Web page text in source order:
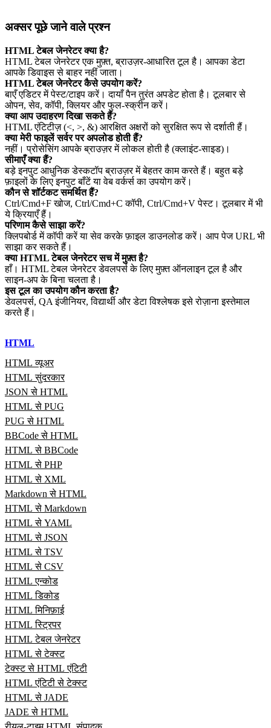
अक्सर पूछे जाने वाले प्रश्न
HTML टेबल जेनरेटर क्या है?
HTML टेबल जेनरेटर एक मुफ़्त, ब्राउज़र‑आधारित टूल है। आपका डेटा
आपके डिवाइस से बाहर नहीं जाता।
HTML टेबल जेनरेटर कैसे उपयोग करें?
बाएँ एडिटर में पेस्ट/टाइप करें। दायाँ पैन तुरंत अपडेट होता है। टूलबार से
ओपन, सेव, कॉपी, क्लियर और फुल‑स्क्रीन करें।
क्या आप उदाहरण दिखा सकते हैं?
HTML एंटिटीज़ (<, >, &) आरक्षित अक्षरों को सुरक्षित रूप से दर्शाती हैं।
क्या मेरी फाइलें सर्वर पर अपलोड होती हैं?
नहीं। प्रोसेसिंग आपके ब्राउज़र में लोकल होती है (क्लाइंट‑साइड)।
सीमाएँ क्या हैं?
बड़े इनपुट आधुनिक डेस्कटॉप ब्राउज़र में बेहतर काम करते हैं। बहुत बड़े
फ़ाइलों के लिए इनपुट बाँटें या वेब वर्कर्स का उपयोग करें।
कौन से शॉर्टकट समर्थित हैं?
Ctrl/Cmd+F खोज, Ctrl/Cmd+C कॉपी, Ctrl/Cmd+V पेस्ट। टूलबार में भी
ये क्रियाएँ हैं।
परिणाम कैसे साझा करें?
क्लिपबोर्ड में कॉपी करें या सेव करके फ़ाइल डाउनलोड करें। आप पेज URL भी
साझा कर सकते हैं।
क्या HTML टेबल जेनरेटर सच में मुफ़्त है?
हाँ। HTML टेबल जेनरेटर डेवलपर्स के लिए मुफ़्त ऑनलाइन टूल है और
साइन‑अप के बिना चलता है।
इस टूल का उपयोग कौन करता है?
डेवलपर्स, QA इंजीनियर, विद्यार्थी और डेटा विश्लेषक इसे रोज़ाना इस्तेमाल
करते हैं।
HTML
HTML व्यूअर
HTML सुंदरकार
JSON से HTML
HTML से PUG
PUG से HTML
BBCode से HTML
HTML से BBCode
HTML से PHP
HTML से XML
Markdown से HTML
HTML से Markdown
HTML से YAML
HTML से JSON
HTML से TSV
HTML से CSV
HTML एन्कोड
HTML डिकोड
HTML मिनिफ़ाई
HTML स्ट्रिपर
HTML टेबल जेनरेटर
HTML से टेक्स्ट
टेक्स्ट से HTML एंटिटी
HTML एंटिटी से टेक्स्ट
HTML से JADE
JADE से HTML